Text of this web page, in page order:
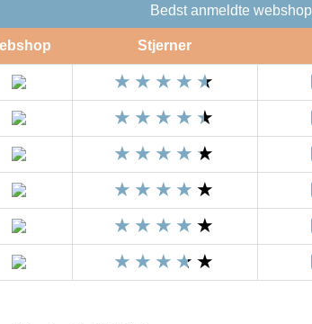
Bedst anmeldte
Stjerner